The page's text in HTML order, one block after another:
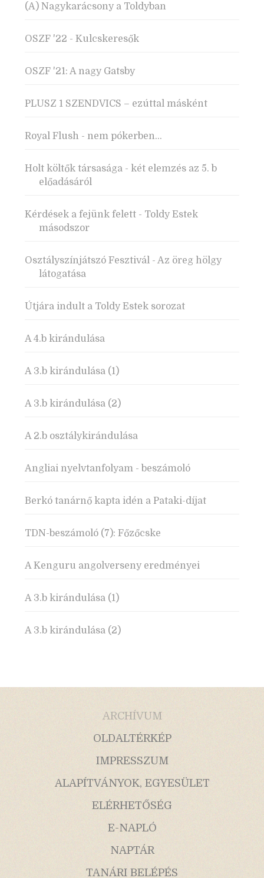
(A) Nagykarácsony a Toldyban
OSZF '22 - Kulcskeresők
OSZF '21: A nagy Gatsby
PLUSZ 1 SZENDVICS – ezúttal másként
Royal Flush - nem pókerben...
Holt költők társasága - két elemzés az 5. b
előadásáról
Kérdések a fejünk felett - Toldy Estek
másodszor
Osztályszínjátszó Fesztivál - Az öreg hölgy
látogatása
Útjára indult a Toldy Estek sorozat
A 4.b kirándulása
A 3.b kirándulása (1)
A 3.b kirándulása (2)
A 2.b osztálykirándulása
Angliai nyelvtanfolyam - beszámoló
Berkó tanárnő kapta idén a Pataki-díjat
TDN-beszámoló (7): Főzőcske
A Kenguru angolverseny eredményei
A 3.b kirándulása (1)
A 3.b kirándulása (2)
ARCHÍVUM
OLDALTÉRKÉP
IMPRESSZUM
ALAPÍTVÁNYOK, EGYESÜLET
ELÉRHETŐSÉG
E-NAPLÓ
NAPTÁR
TANÁRI BELÉPÉS